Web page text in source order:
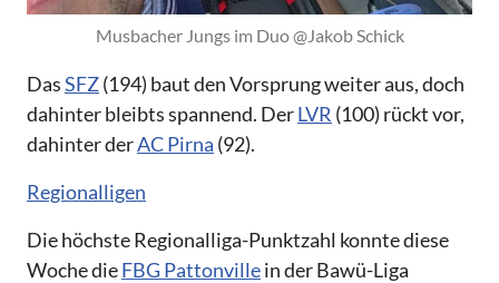
Musbacher Jungs im Duo @Jakob Schick
DasSFZ(194) baut den Vorsprung weiter aus, doch
dahinter bleibts spannend. DerLVR (100) rückt vor,
dahinter derAC Pirna (92).
Regionalligen
Die höchste Regionalliga-Punktzahl konnte diese
Woche dieFBG Pattonvillein der Bawü-Liga